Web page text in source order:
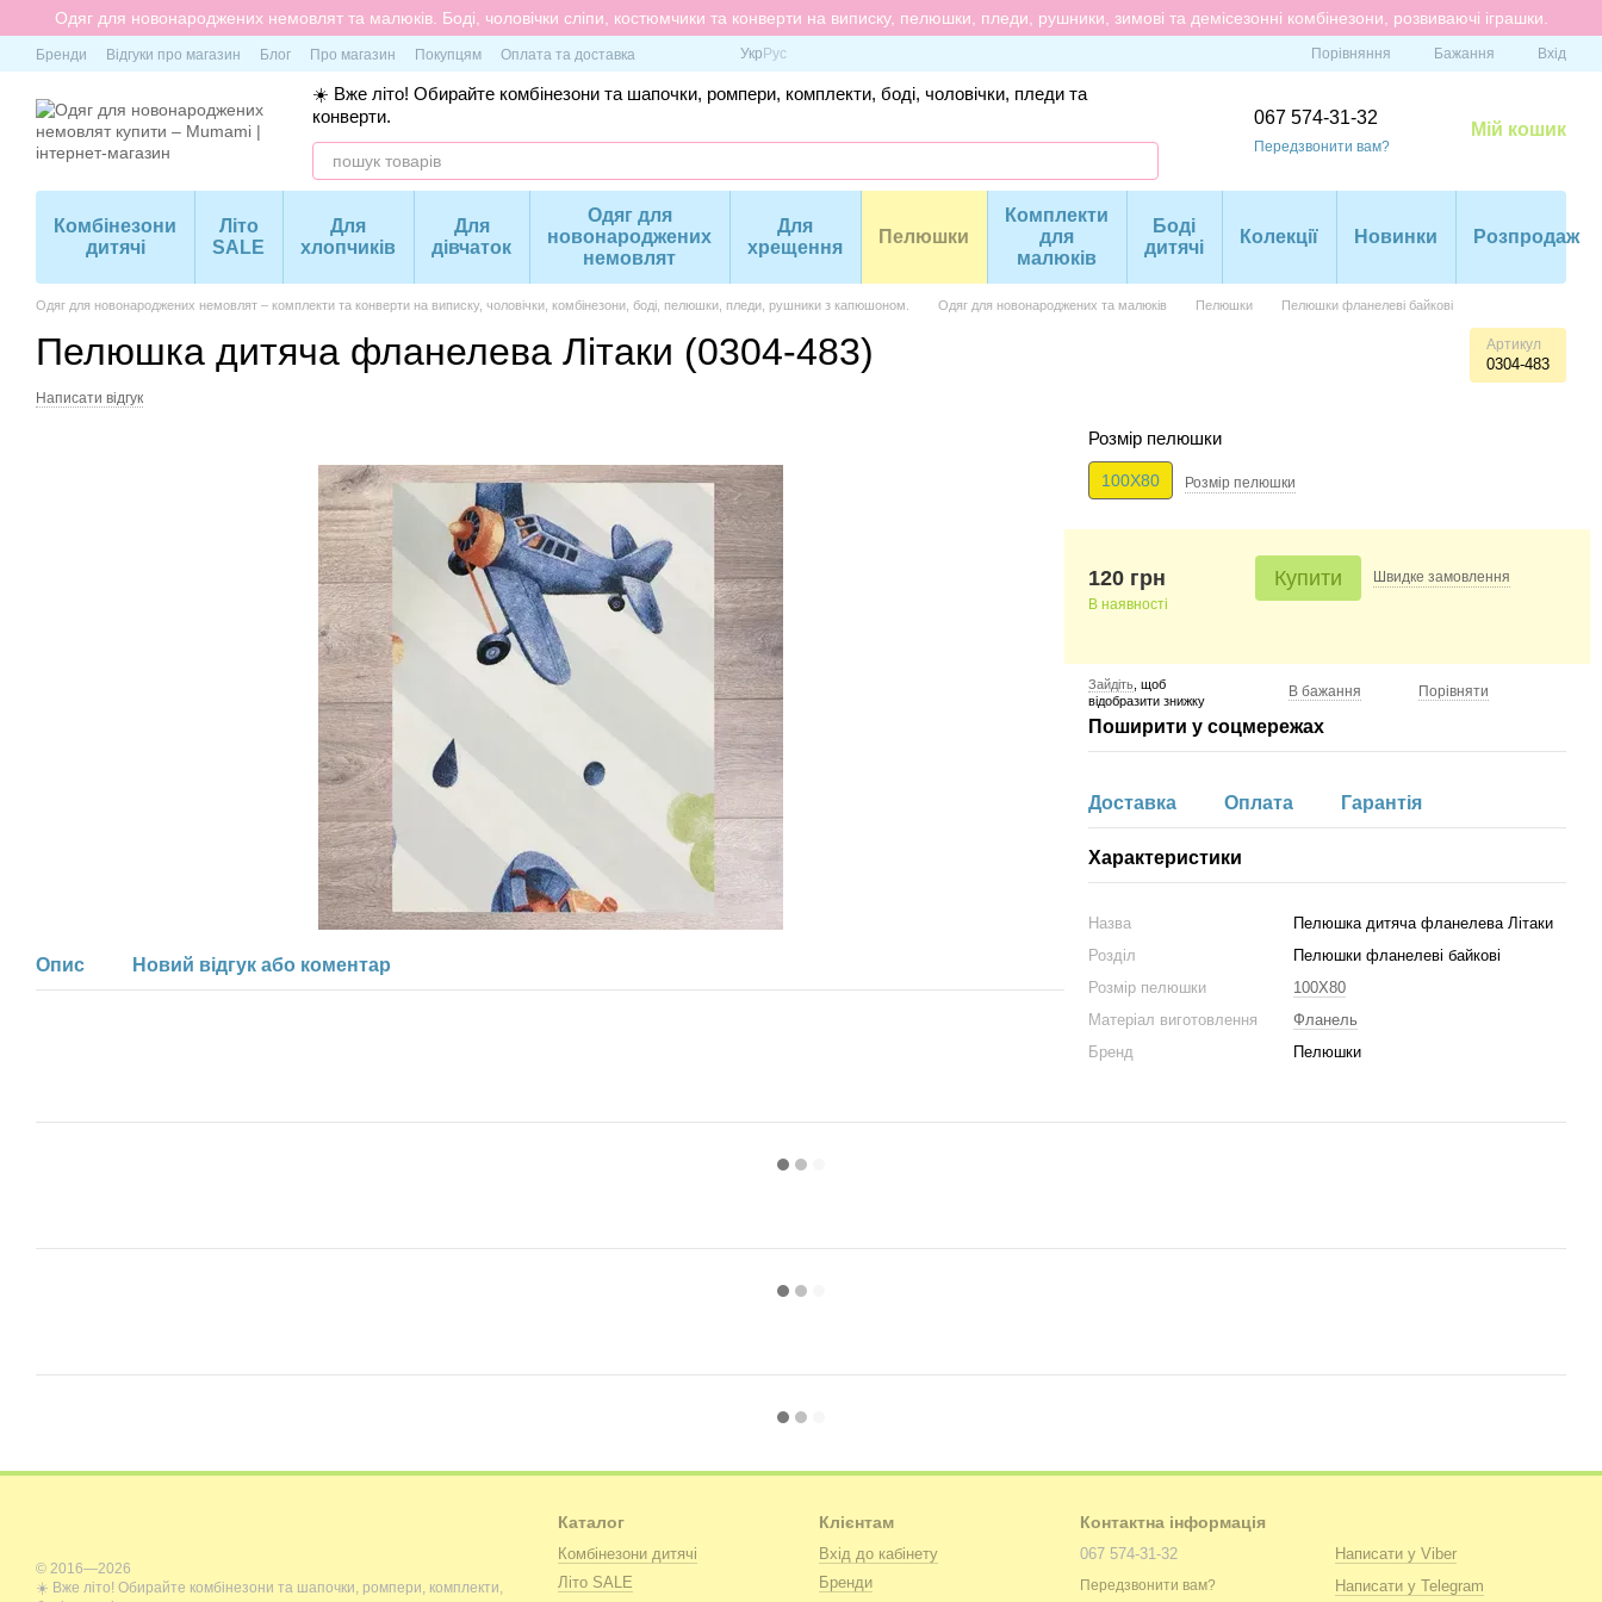
Перейти до основного контенту
Одяг для новонароджених немовлят та малюків. Боді, чоловічки сліпи, костюмчики та конверти на виписку, пелюшки, пледи, рушники, зимові та демісезонні комбінезони, розвиваючі іграшки.
Бренди Відгуки про магазин Блог Про магазин Покупцям Оплата та доставка Укр Рус Порівняння Бажання Вхід
☀️ Вже літо! Обирайте комбінезони та шапочки, ромпери, комплекти, боді, чоловічки, пледи та
конверти.
067 574-31-32
Передзвонити вам?
Мій кошик
Комбінезони
дитячі
Літо
SALE
Для
хлопчиків
Для
дівчаток
Одяг для
новонароджених
немовлят
Для
хрещення
Пелюшки
Комплекти
для
малюків
Боді
дитячі
Колекції Новинки Розпродаж
Одяг для новонароджених немовлят – комплекти та конверти на виписку, чоловічки, комбінезони, боді, пелюшки, пледи, рушники з капюшоном. Одяг для новонароджених та малюків Пелюшки Пелюшки фланелеві байкові
Пелюшка дитяча фланелева Літаки (0304-483) Артикул
0304-483
Написати відгук
Опис Новий відгук або коментар
Розмір пелюшки
100X80 Розмір пелюшки
120 грн
В наявності
Купити Швидкезамовлення
Зайдіть , щоб
відобразити знижку
В бажання Порівняти
Поширити у соцмережах
Доставка Оплата Гарантія
Характеристики
Назва
Пелюшка дитяча фланелева Літаки
Розділ
Пелюшки фланелеві байкові
Розмір пелюшки
100X80
Матеріал виготовлення
Фланель
Бренд
Пелюшки
© 2016—2026
☀️ Вже літо! Обирайте комбінезони та шапочки, ромпери, комплекти,
Каталог
Комбінезони дитячі
Літо SALE
Клієнтам
Вхід до кабінету
Бренди
Контактна інформація
067 574-31-32
Передзвонити вам?
Написати у Viber
Написати у Telegram